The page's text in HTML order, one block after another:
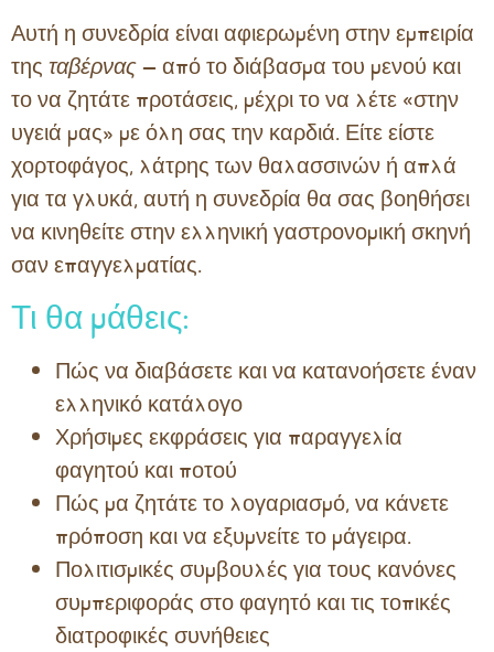
Αυτή η συνεδρία είναι αφιερωμένη στην εμπειρία
της ταβέρνας— από το διάβασμα του μενού και
το να ζητάτε προτάσεις, μέχρι το να λέτε «στην
υγειά μας» με όλη σας την καρδιά. Είτε είστε
χορτοφάγος, λάτρης των θαλασσινών ή απλά
για τα γλυκά, αυτή η συνεδρία θα σας βοηθήσει
να κινηθείτε στην ελληνική γαστρονομική σκηνή
σαν επαγγελματίας.
Τι θα μάθεις:
Πώς να διαβάσετε και να κατανοήσετε έναν
ελληνικό κατάλογο
Χρήσιμες εκφράσεις για παραγγελία
φαγητού και ποτού
Πώς μα ζητάτε το λογαριασμό, να κάνετε
πρόποση και να εξυμνείτε το μάγειρα.
Πολιτισμικές συμβουλές για τους κανόνες
συμπεριφοράς στο φαγητό και τις τοπικές
διατροφικές συνήθειες